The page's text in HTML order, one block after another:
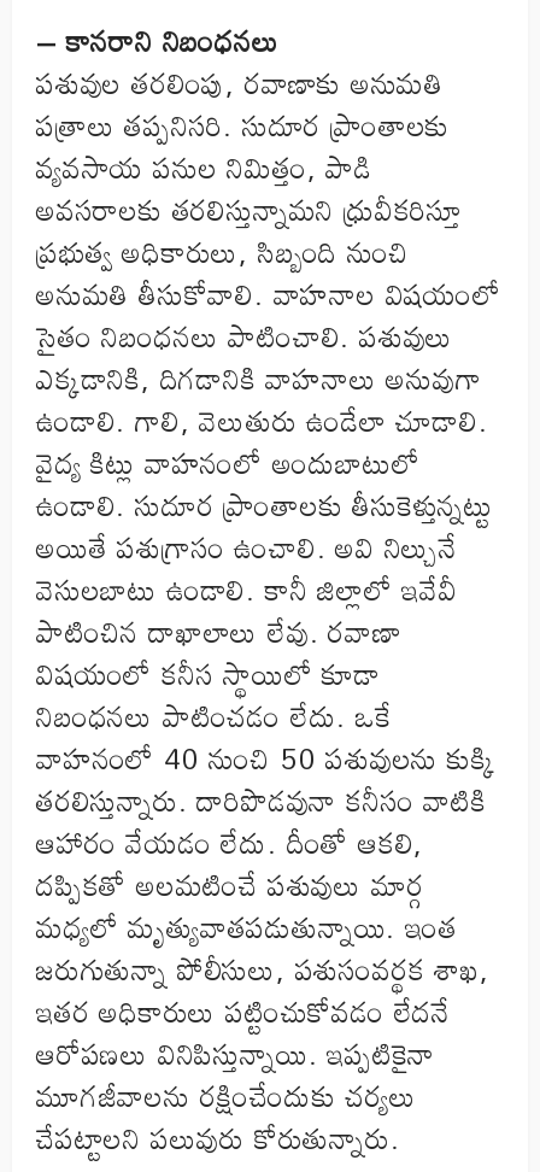
– కానరాని నిబంధనలు
పశువుల తరలింపు, రవాణాకు అనుమతి
పత్రాలు తప్పనిసరి. సుదూర ప్రాంతాలకు
వ్యవసాయ పనుల నిమిత్తం, పాడి
అవసరాలకు తరలిస్తున్నామని ధ్రువీకరిస్తూ
ప్రభుత్వ అధికారులు, సిబ్బంది నుంచి
అనుమతి తీసుకోవాలి. వాహనాల విషయంలో
సైతం నిబంధనలు పాటించాలి. పశువులు
ఎక్కడానికి, దిగడానికి వాహనాలు అనువుగా
ఉండాలి. గాలి, వెలుతురు ఉండేలా చూడాలి.
వైద్య కిట్లు వాహనంలో అందుబాటులో
ఉండాలి. సుదూర ప్రాంతాలకు తీసుకెళ్తున్నట్టు
అయితే పశుగ్రాసం ఉంచాలి. అవి నిల్చునే
వెసులబాటు ఉండాలి. కానీ జిల్లాలో ఇవేవీ
పాటించిన దాఖాలాలు లేవు. రవాణా
విషయంలో కనీస స్థాయిలో కూడా
నిబంధనలు పాటించడం లేదు. ఒకే
వాహనంలో 40 నుంచి 50 పశువులను కుక్కి
తరలిస్తున్నారు. దారిపొడవునా కనీసం వాటికి
ఆహారం వేయడం లేదు. దీంతో ఆకలి,
దప్పికతో అలమటించే పశువులు మార్గ
మధ్యలో మృత్యువాతపడుతున్నాయి. ఇంత
జరుగుతున్నా పోలీసులు, పశుసంవర్థక శాఖ,
ఇతర అధికారులు పట్టించుకోవడం లేదనే
ఆరోపణలు వినిపిస్తున్నాయి. ఇప్పటికైనా
మూగజీవాలను రక్షించేందుకు చర్యలు
చేపట్టాలని పలువురు కోరుతున్నారు.